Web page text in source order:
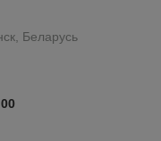
Беларусь